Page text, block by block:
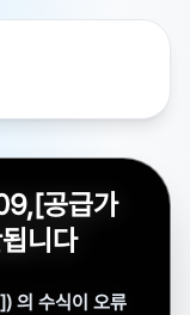
공급가
니다
의 수식이 오류